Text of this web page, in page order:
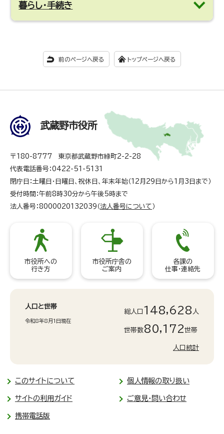
暮らし・手続き
前のページへ戻る トップページへ戻る
武蔵野市役所
〒180-8777 東京都武蔵野市緑町2-2-28
代表電話番号：0422-51-5131
閉庁日：土曜日・日曜日、祝休日、年末年始（12月29日から1月3日まで）
受付時間：午前8時30分から午後5時まで
法人番号：8000020132039（ 法人番号について ）
市役所への
行き方
市役所庁舎の
ご案内
各課の
仕事・連絡先
人口と世帯
令和8年8月1日現在
総人口 148,628 人
世帯数80,172世帯
人口統計
このサイトについて 個人情報の取り扱い
サイトの利用ガイド ご意見・問い合わせ
携帯電話版